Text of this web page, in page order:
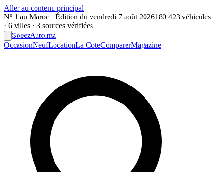
Aller au contenu principal
Nº 1 au Maroc · Édition du vendredi 7 août 2026180 423 véhicules
· 6 villes · 3 sources vérifiées
SoeezAuto.ma
OccasionNeufLocationLa CoteComparerMagazine